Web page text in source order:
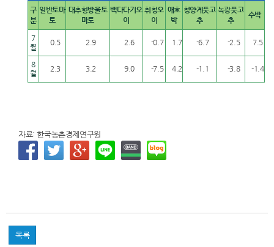
구
분
일반토마
토
대추형방울토
마토
백다다기오
이
취청오
이
애호
박
청양계풋고
추
녹광풋고
추
수박
7
월
0.5 2.9 2.6 -0.7 1.7 -6.7 -2.5 7.5
8
월
2.3 3.2 9.0 -7.5 4.2 -1.1 -3.8 -1.4
자료: 한국농촌경제연구원
목록